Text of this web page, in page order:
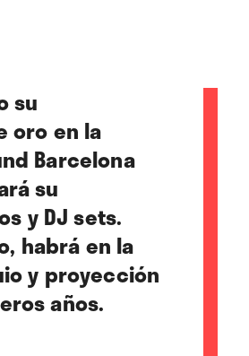
su
oro en la
Barcelona
su
y DJ sets.
habráen la
y proyección
años.